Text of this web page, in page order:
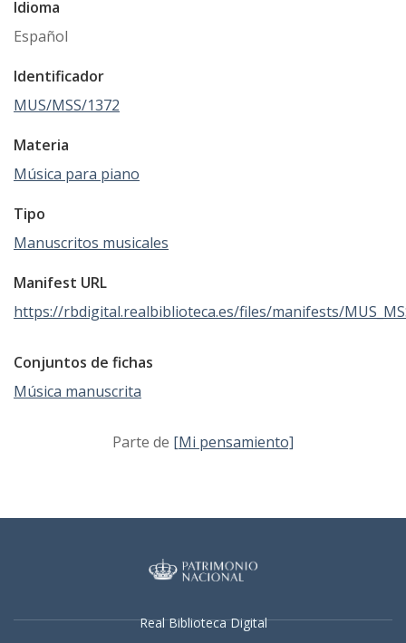
Idioma
Español
Identificador
MUS/MSS/1372
Materia
Música para piano
Tipo
Manuscritos musicales
Manifest URL
https://rbdigital.realbiblioteca.es/files/manifests/
Conjuntos de fichas
Música manuscrita
Parte de [Mi pensamiento]
Real Biblioteca Digital